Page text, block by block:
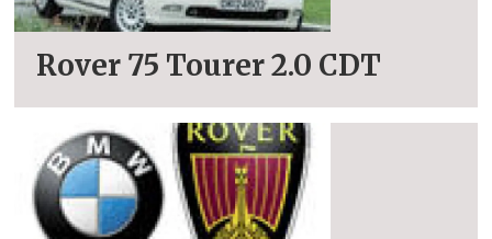
Rover 75 Tourer 2.0 CDT